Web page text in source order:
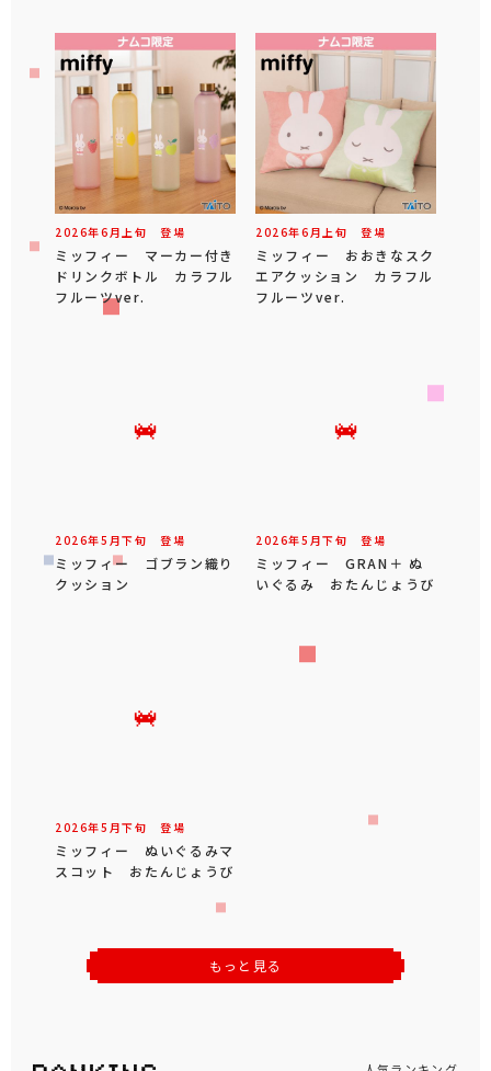
2026年6 月 上旬 登場
ミッフィー マーカー付き
ドリンクボトル カラフル
フルーツver.
2026年6 月 上旬 登場
ミッフィー おおきなスク
エアクッション カラフル
フルーツver.
2026年5 月下旬 登場
ミッフィー ゴブラン織り
クッション
2026年5 月下旬 登場
ミッフィー GRAN＋ ぬ
いぐるみ おたんじょうび
2026年5 月下旬 登場
ミッフィー ぬいぐるみマ
スコット おたんじょうび
もっと見る